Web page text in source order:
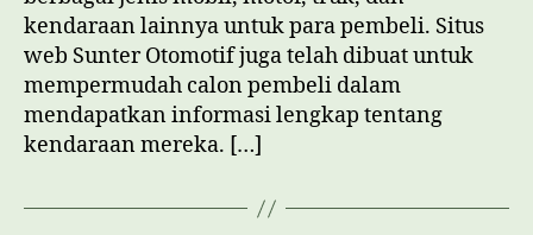
kendaraan lainnya untuk para pembeli. Situs
web Sunter Otomotif juga telah dibuat untuk
mempermudah calon pembeli dalam
mendapatkan informasi lengkap tentang
kendaraan mereka. […]